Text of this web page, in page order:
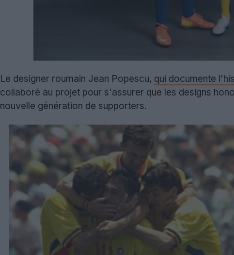
Le designer roumain Jean Popescu, qui documente
collaboré au projet pour s'assurer que les designs
nouvelle génération de supporters.